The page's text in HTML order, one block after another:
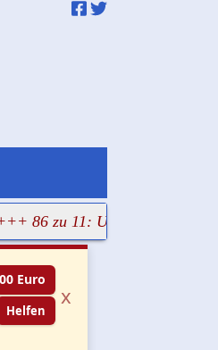
11: US-Senat beschließt
Euro
Helfen
x